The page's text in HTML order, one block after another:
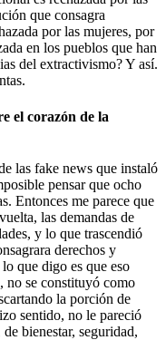
que consagra
por las mujeres, por
en los pueblos que han
del extractivismo? Y así.
el corazón de la
las fake news que instaló
pensar que ocho
Entonces me parece que
las demandas de
y lo que trascendió
derechos y
que digo es que eso
no se constituyó como
la porción de
sentido, no le pareció
bienestar, seguridad,